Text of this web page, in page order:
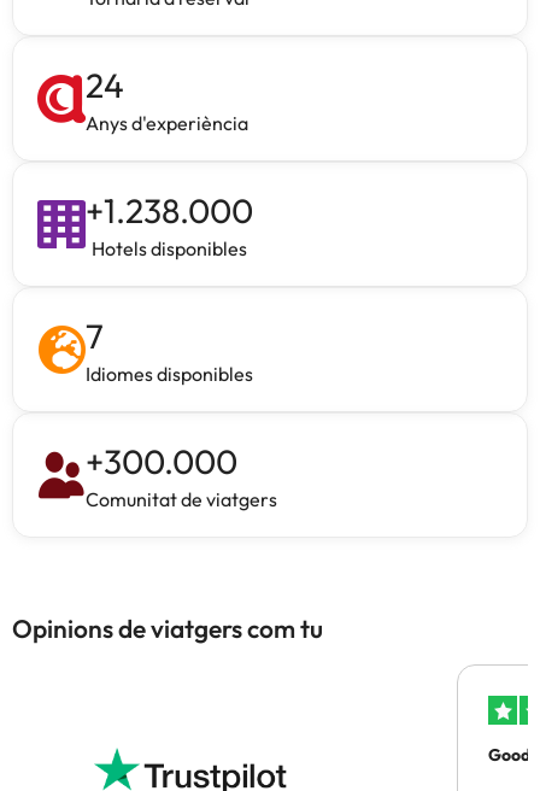
24
Anys d'experiència
+1.238.000
Hotels disponibles
7
Idiomes disponibles
+300.000
Comunitat de viatgers
Opinions de viatgers com tu
Good